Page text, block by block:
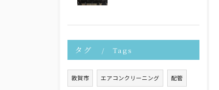
タグ Tags
敦賀市 エアコンクリーニング 配管